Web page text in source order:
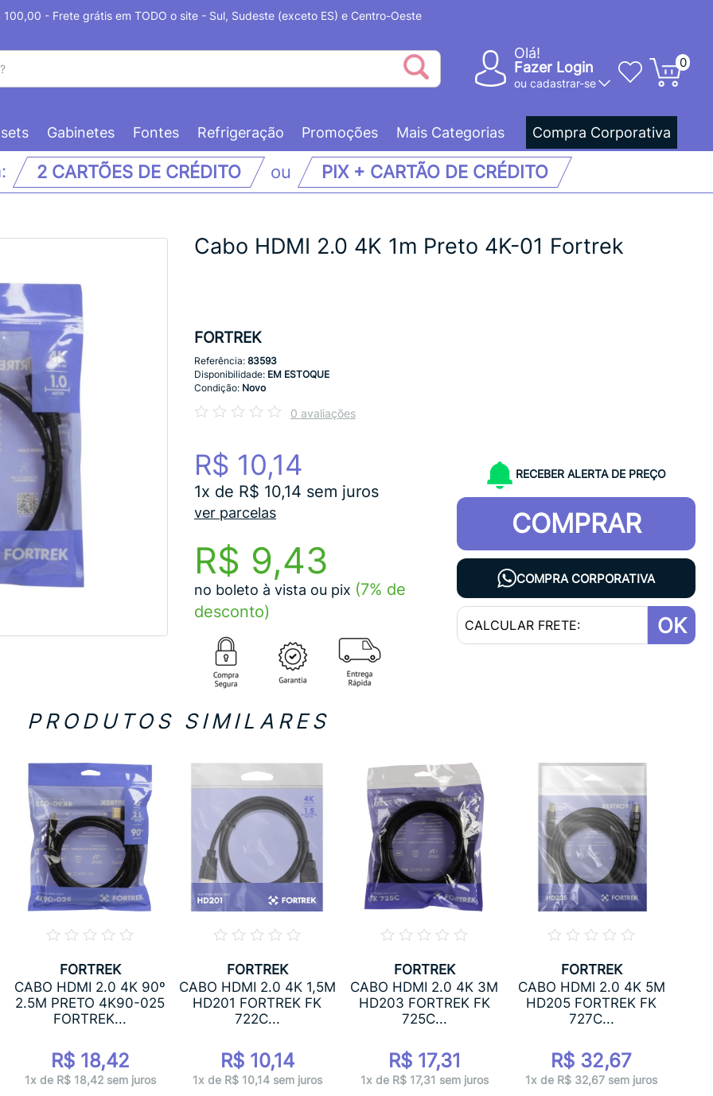
100,00 - Frete grátis em TODO o site - Sul, Sudeste (exceto ES) e Centro-Oeste
Olá!
Fazer Login
ou cadastrar-se
0
Gabinetes Fontes Refrigeração Promoções Mais Categorias Compra Corporativa
2 CARTÕES DE CRÉDITO ou PIX + CARTÃO DE CRÉDITO
Cabo HDMI 2.0 4K 1m Preto 4K-01 Fortrek
FORTREK
Referência: 83593
Disponibilidade: EM ESTOQUE
Condição: Novo
0 avaliações
R$ 10,14
1x de R$ 10,14 sem juros
ver parcelas
R$ 9,43
no boleto à vista ou pix (7% de
desconto)
RECEBER ALERTA DE PREÇO
COMPRAR
COMPRA CORPORATIVA
OK
PRODUTOS SIMILARES
FORTREK
CABO HDMI 2.0 4K 90º
2.5M PRETO 4K90-025
FORTREK...
R$ 18,42
1x de R$ 18,42 sem juros
FORTREK
CABO HDMI 2.0 4K 1,5M
HD201 FORTREK FK
722C...
R$ 10,14
1x de R$ 10,14 sem juros
FORTREK
CABO HDMI 2.0 4K 3M
HD203 FORTREK FK
725C...
R$ 17,31
1x de R$ 17,31 sem juros
FORTREK
CABO HDMI 2.0 4K 5M
HD205 FORTREK FK
727C...
R$ 32,67
1x de R$ 32,67 sem juros